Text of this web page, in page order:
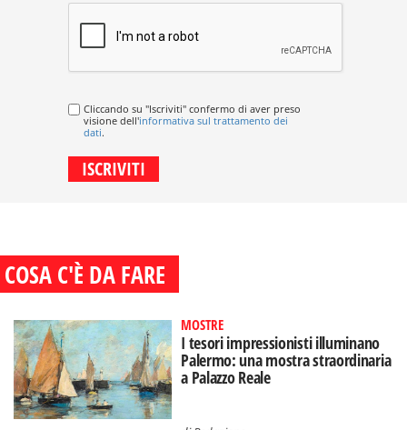
Cliccando su "Iscriviti" confermo di aver preso
visione dell'informativa sul trattamento dei
dati.
COSA C'È DA FARE
MOSTRE
I tesori impressionisti illuminano
Palermo: una mostra straordinaria
a Palazzo Reale